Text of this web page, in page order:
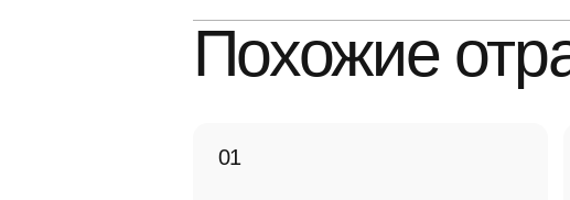
Похожие